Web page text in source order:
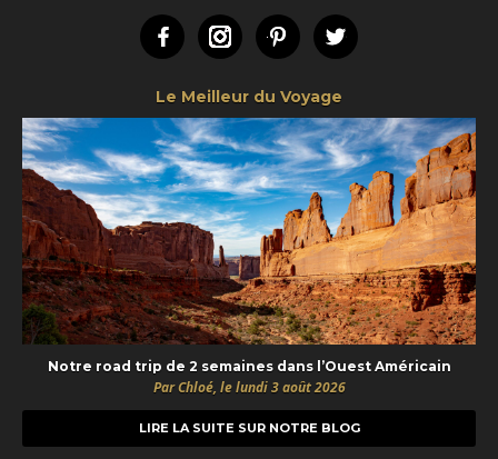
FacebookInstagramPinterestTwitter
Le Meilleur du Voyage
Notre road trip de 2 semaines dans l’Ouest Américain
Par Chloé, le lundi 3 août 2026
LIRE LA SUITE SUR NOTRE BLOG